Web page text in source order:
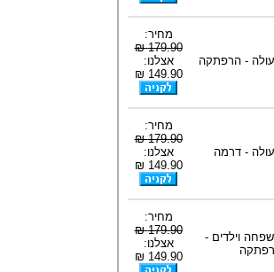
- הרפתקה
מחיר:
179.90 ₪
אצלנו:
149.90 ₪
- דרמה
מחיר:
179.90 ₪
אצלנו:
149.90 ₪
וילדים -
מחיר:
179.90 ₪
אצלנו:
149.90 ₪